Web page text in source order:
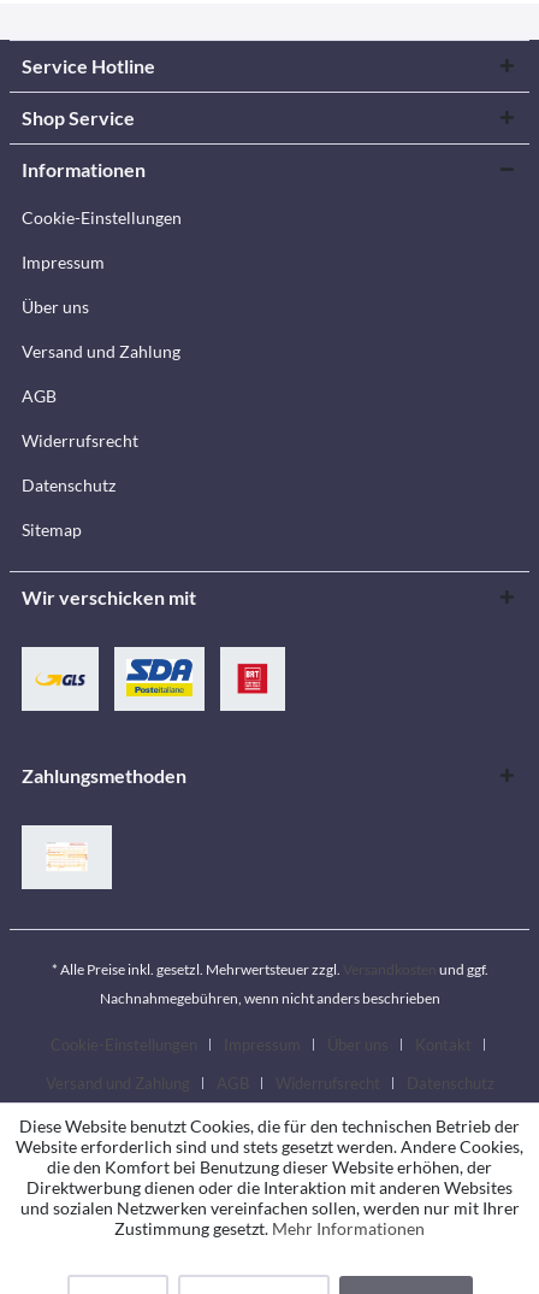
Service Hotline
Shop Service
Informationen
Cookie-Einstellungen
Impressum
Über uns
Versand und Zahlung
AGB
Widerrufsrecht
Datenschutz
Sitemap
Wir verschicken mit
Zahlungsmethoden
* Alle Preise inkl. gesetzl. Mehrwertsteuer zzgl.
und ggf.
Nachnahmegebühren, wenn nicht anders beschrieben
Diese Website benutzt Cookies, die für den technischen Betrieb der
Website erforderlich sind und stets gesetzt werden. Andere Cookies,
die den Komfort bei Benutzung dieser Website erhöhen, der
Direktwerbung dienen oder die Interaktion mit anderen Websites
und sozialen Netzwerken vereinfachen sollen, werden nur mit Ihrer
Zustimmung gesetzt. Mehr Informationen